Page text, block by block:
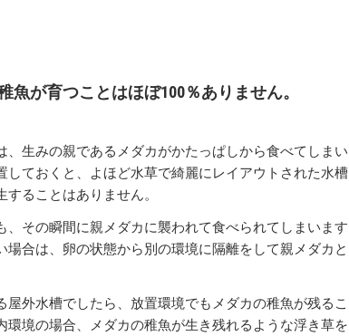
魚が育つことはほぼ100％ありません。
、生みの親であるメダカがかたっぱしから食べてしまい
しておくと、よほど水草で綺麗にレイアウトされた水槽
ることはありません。
、その瞬間に親メダカに襲われて食べられてしまいます
場合は、卵の状態から別の環境に隔離をして親メダカと
屋外水槽でしたら、放置環境でもメダカの稚魚が残るこ
環境の場合、メダカの稚魚が生き残れるような浮き草を